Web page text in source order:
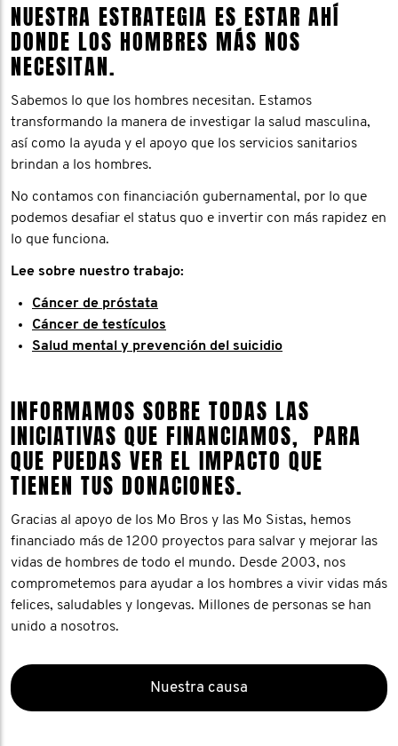
NUESTRA ESTRATEGIA ES ESTAR AHÍ
DONDE LOS HOMBRES MÁS NOS
NECESITAN.
Sabemos lo que los hombres necesitan. Estamos
transformando la manera de investigar la salud masculina,
así como la ayuda y el apoyo que los servicios sanitarios
brindan a los hombres.
No contamos con financiación gubernamental, por lo que
podemos desafiar el status quo e invertir con más rapidez en
lo que funciona.
Lee sobre nuestro trabajo:
Cáncer de próstata
Cáncer de testículos
Salud mental y prevención del suicidio
INFORMAMOS SOBRE TODAS LAS
INICIATIVAS QUE FINANCIAMOS, PARA
QUE PUEDAS VER EL IMPACTO QUE
TIENEN TUS DONACIONES.
Gracias al apoyo de los Mo Bros y las Mo Sistas, hemos
financiado más de 1200 proyectos para salvar y mejorar las
vidas de hombres de todo el mundo. Desde 2003, nos
comprometemos para ayudar a los hombres a vivir vidas más
felices, saludables y longevas. Millones de personas se han
unido a nosotros.
Nuestra causa